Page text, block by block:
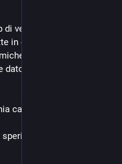
di vestiti
in circolo roba di
A 'sto giro ho preso
dato altri cinque-sei capi
artistica.